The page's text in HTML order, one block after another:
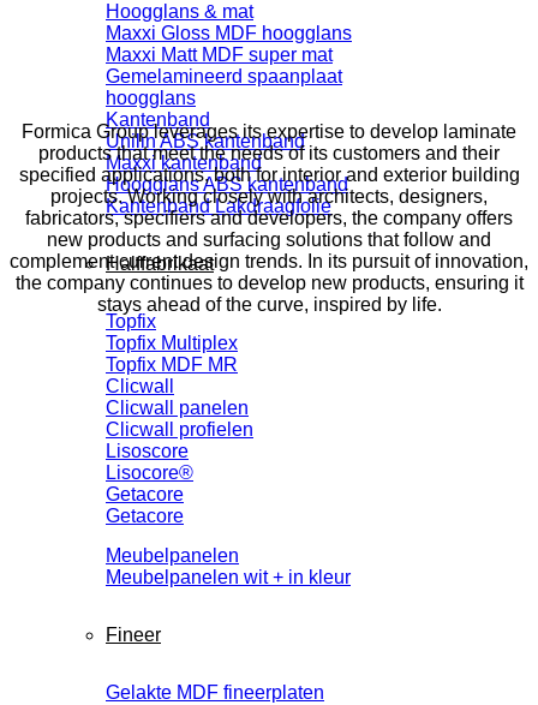
Hoogglans & mat
Maxxi Gloss MDF hoogglans
Maxxi Matt MDF super mat
Gemelamineerd spaanplaat
hoogglans
Kantenband
Unilin ABS kantenband
Maxxi kantenband
Hoogglans ABS kantenband
Kantenband Lakdraagfolie
Halffabrikaat
Topfix
Topfix Multiplex
Topfix MDF MR
Clicwall
Clicwall panelen
Clicwall profielen
Lisoscore
Lisocore®
Getacore
Getacore
Meubelpanelen
Meubelpanelen wit + in kleur
Fineer
Gelakte MDF fineerplaten
Formica Group leverages its expertise to develop laminate
products that meet the needs of its customers and their
specified applications, both for interior and exterior building
projects. Working closely with architects, designers,
fabricators, specifiers and developers, the company offers
new products and surfacing solutions that follow and
complement current design trends. In its pursuit of innovation,
the company continues to develop new products, ensuring it
stays ahead of the curve, inspired by life.